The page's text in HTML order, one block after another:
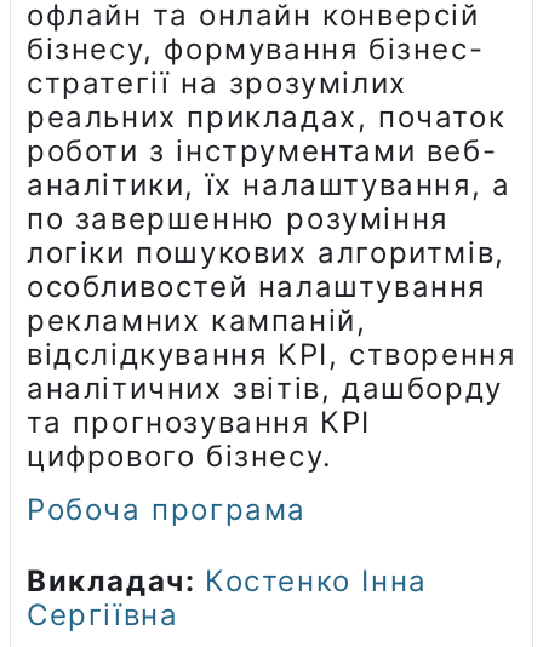
офлайн та онлайн конверсій
бізнесу, формування бізнес-
стратегії на зрозумілих
реальних прикладах, початок
роботи з інструментами веб-
аналітики, їх налаштування, а
по завершенню розуміння
логіки пошукових алгоритмів,
особливостей налаштування
рекламних кампаній,
відслідкування KPI, створення
аналітичних звітів, дашборду
та прогнозування КРІ
цифрового бізнесу.
Робоча програма
Викладач: Костенко Інна
Сергіївна